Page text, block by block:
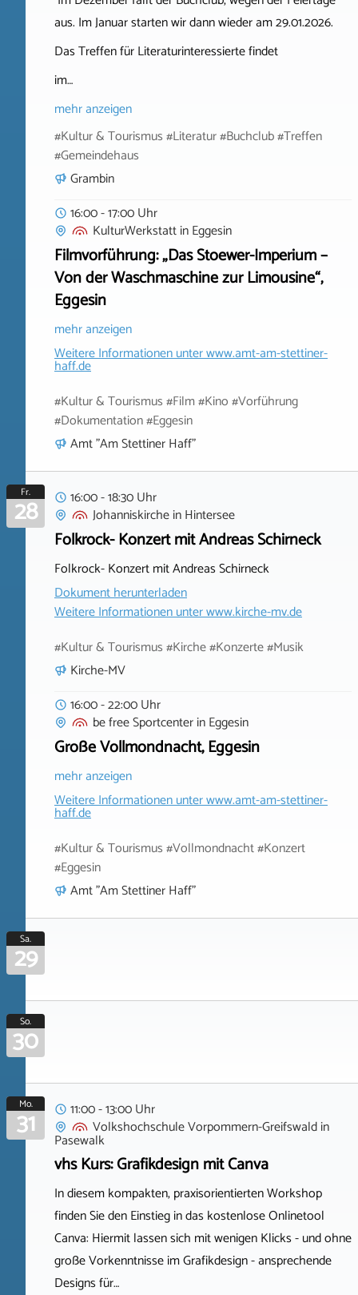
aus. Im Januar starten wir dann wieder am 29.01.2026.
Das Treffen für Literaturinteressierte findet
im…
mehr anzeigen
#Kultur & Tourismus #Literatur #Buchclub #Treffen
#Gemeindehaus
Grambin
16:00 - 17:00 Uhr
KulturWerkstattinEggesin
Filmvorführung: „Das Stoewer-Imperium –
Von der Waschmaschine zur Limousine“,
Eggesin
mehr anzeigen
Weitere Informationen unterwww.amt-am-stettiner-
haff.de
#Kultur & Tourismus #Film #Kino #Vorführung
#Dokumentation #Eggesin
Amt "Am Stettiner Haff"
Fr.
28
16:00 - 18:30 Uhr
JohanniskircheinHintersee
Folkrock- Konzert mit Andreas Schirneck
Folkrock- Konzert mit Andreas Schirneck
Dokument herunterladen
Weitere Informationen unterwww.kirche-mv.de
#Kultur & Tourismus #Kirche #Konzerte #Musik
Kirche-MV
16:00 - 22:00 Uhr
be free SportcenterinEggesin
Große Vollmondnacht, Eggesin
mehr anzeigen
Weitere Informationen unterwww.amt-am-stettiner-
haff.de
#Kultur & Tourismus #Vollmondnacht #Konzert
#Eggesin
Amt "Am Stettiner Haff"
Sa.
29
So.
30
Mo.
31
11:00 - 13:00 Uhr
Volkshochschule Vorpommern-Greifswaldin
Pasewalk
vhs Kurs: Grafikdesign mit Canva
In diesem kompakten, praxisorientierten Workshop
finden Sie den Einstieg in das kostenlose Onlinetool
Canva: Hiermit lassen sich mit wenigen Klicks - und ohne
große Vorkenntnisse im Grafikdesign - ansprechende
Designs für…